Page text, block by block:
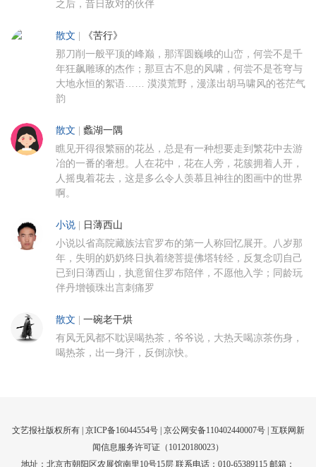
之后，昔日敌对的伙伴
散文 《苦行》
那刀削一般平顶的峰巅，那浑圆巍峨的山峦，何尝不是千
年狂飙雕琢的杰作；那亘古不息的风啸，何尝不是苍穹与
大地永恒的絮语…… 漠漠荒野，漫漾出胡马啸风的苍茫气
韵
散文 蠡湖一隅
瞧见开得很繁丽的花丛，总是有一种想要走到繁花中去游
冶的一番的奢想。人在花中，花在人旁，花簇拥着人开，
人摇曳着花去，这是多么令人羡慕且神往的图画中的世界
啊。
小说 日薄西山
小说以省高院藏族法官罗布的第一人称回忆展开。八岁那
年，失明的奶奶终日执着绕菩提佛塔转经，反复念叨自己
已到日薄西山，执意留住罗布陪伴，不愿他入学；同龄玩
伴丹增顿珠出言刺痛罗
散文 一碗老干烘
有风无风都不耽误喝热茶，爷爷说，大热天喝凉茶伤身，
喝热茶，出一身汗，反倒凉快。
文艺报社版权所有 | 京ICP备16044554号| 京公网安备110402440007号 | 互联网新
闻信息服务许可证（10120180023）
地址：北京市朝阳区农展馆南里10号15层 联系电话：010-65389115 邮箱：